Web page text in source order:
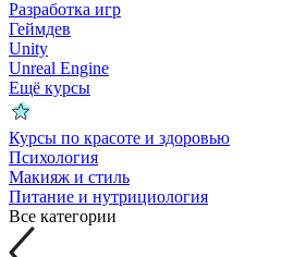
Разработка игр
Геймдев
Unity
Unreal Engine
Ещё курсы
Курсы по красоте и здоровью
Психология
Макияж и стиль
Питание и нутрициология
Все категории